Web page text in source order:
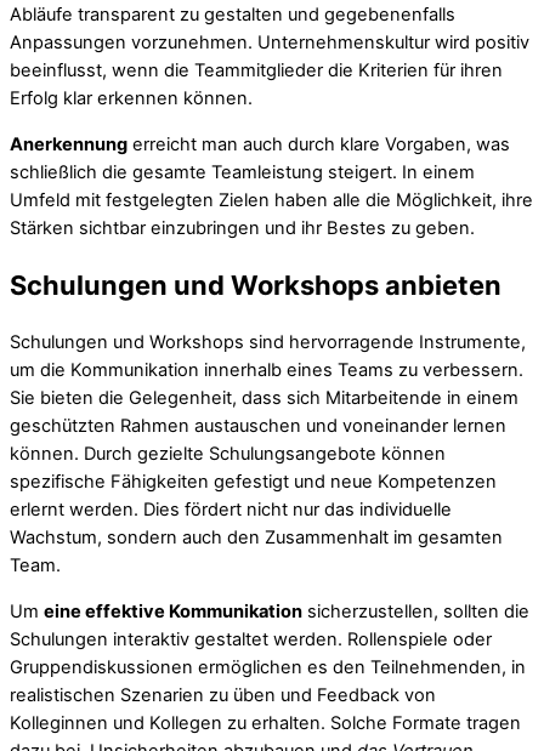
Abläufe transparent zu gestalten und gegebenenfalls
Anpassungen vorzunehmen. Unternehmenskultur wird positiv
beeinflusst, wenn die Teammitglieder die Kriterien für ihren
Erfolg klar erkennen können.
Anerkennung erreicht man auch durch klare Vorgaben, was
schließlich die gesamte Teamleistung steigert. In einem
Umfeld mit festgelegten Zielen haben alle die Möglichkeit, ihre
Stärken sichtbar einzubringen und ihr Bestes zu geben.
Schulungen und Workshops anbieten
Schulungen und Workshops sind hervorragende Instrumente,
um die Kommunikation innerhalb eines Teams zu verbessern.
Sie bieten die Gelegenheit, dass sich Mitarbeitende in einem
geschützten Rahmen austauschen und voneinander lernen
können. Durch gezielte Schulungsangebote können
spezifische Fähigkeiten gefestigt und neue Kompetenzen
erlernt werden. Dies fördert nicht nur das individuelle
Wachstum, sondern auch den Zusammenhalt im gesamten
Team.
Um eine effektive Kommunikation sicherzustellen, sollten die
Schulungen interaktiv gestaltet werden. Rollenspiele oder
Gruppendiskussionen ermöglichen es den Teilnehmenden, in
realistischen Szenarien zu üben und Feedback von
Kolleginnen und Kollegen zu erhalten. Solche Formate tragen